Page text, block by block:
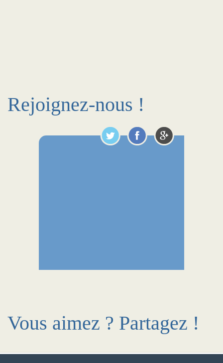
Rejoignez-nous !
Vous aimez ? Partagez !